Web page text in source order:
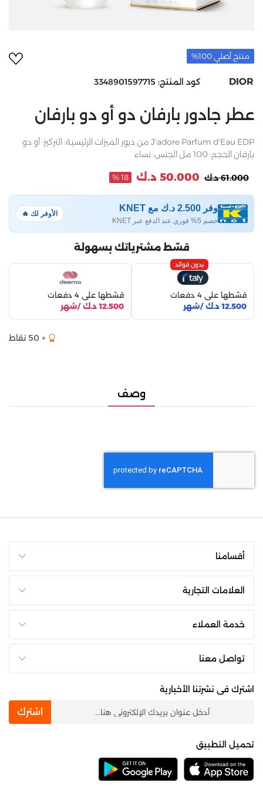
منتج أصلي 100%
DIOR كود المنتج: 3348901597715
عطر جادور بارفان دو أو دو بارفان
J'adore Parfum d'Eau EDP من ديور الميزات الرئيسية: التركيز: أو دو
بارفان الحجم: 100 مل الجنس: نساء
61.000 د.ك 50.000 د.ك 18 %
وفر 2.500 د.ك مع KNET
خصم 5% فوري عند الدفع عبر KNET
الأوفر لك 🔥
قسّط مشترياتك بسهولة
بدون فوائد
قسّطها على 4 دفعات
12.500 د.ك /شهر
قسّطها على 4 دفعات
12.500 د.ك /شهر
+ 50 نقاط
وصف
أقسامنا
العلامات التجارية
خدمة العملاء
تواصل معنا
اشترك فى نشرتنا الأخبارية
اشترك
تحميل التطبيق